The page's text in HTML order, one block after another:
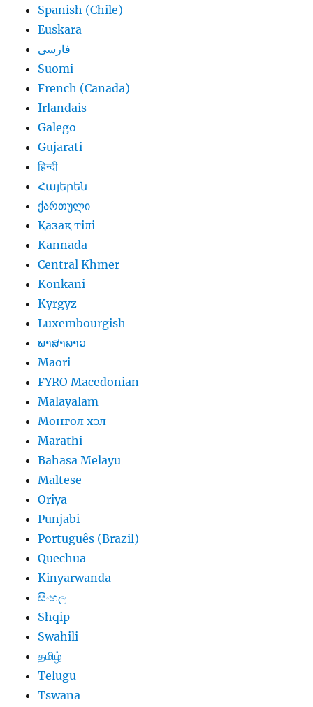
Spanish (Chile)
Euskara
فارسی
Suomi
French (Canada)
Irlandais
Galego
Gujarati
हिन्दी
Հայերեն
ქართული
Қазақ тілі
Kannada
Central Khmer
Konkani
Kyrgyz
Luxembourgish
ພາສາລາວ
Maori
FYRO Macedonian
Malayalam
Монгол хэл
Marathi
Bahasa Melayu
Maltese
Oriya
Punjabi
Português (Brazil)
Quechua
Kinyarwanda
සිංහල
Shqip
Swahili
தமிழ்
Telugu
Tswana